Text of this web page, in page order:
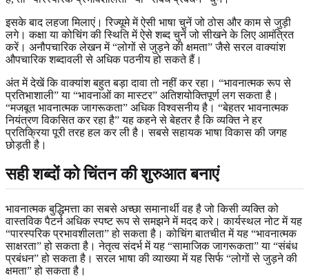
इसके बाद लहजा मिलाएं। रिज्यूमे में ऐसी भाषा चुनें जो ठोस और काम से जुड़ी
लगे। कक्षा या कोचिंग की स्थिति में ऐसे शब्द चुनें जो सीखने के लिए आमंत्रित
करें। अनौपचारिक लेखन में “लोगों से जुड़ने की क्षमता” जैसे सरल वाक्यांश
औपचारिक शब्दावली से अधिक पठनीय हो सकते हैं।
अंत में देखें कि वाक्यांश बहुत बड़ा दावा तो नहीं कर रहा। “भावनात्मक रूप से
प्रतिभाशाली” या “भावनाओं का मास्टर” अतिशयोक्तिपूर्ण लग सकता है।
“मजबूत भावनात्मक जागरूकता” अधिक विश्वसनीय है। “बेहतर भावनात्मक
नियंत्रण विकसित कर रहा है” यह कहने से बेहतर है कि व्यक्ति ने हर
प्रतिक्रिया पूरी तरह हल कर ली है। सबसे सहायक भाषा विकास की जगह
छोड़ती है।
सही शब्दों को चिंतन की शुरुआत बनाएं
भावनात्मक बुद्धिमत्ता का सबसे अच्छा समानार्थी वह है जो किसी व्यक्ति को
वास्तविक पैटर्न अधिक स्पष्ट रूप से समझने में मदद करे। कार्यस्थल नोट में यह
“पारस्परिक प्रभावशीलता” हो सकता है। कोचिंग बातचीत में यह “भावनात्मक
साक्षरता” हो सकता है। नेतृत्व संदर्भ में यह “सामाजिक जागरूकता” या “संबंध
प्रबंधन” हो सकता है। सरल भाषा की व्याख्या में यह सिर्फ “लोगों से जुड़ने की
क्षमता” हो सकता है।